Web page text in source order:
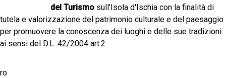
del Turismo sull'Isola d'Ischia con la finalità di
tutela e valorizzazione del patrimonio culturale e del paesaggio
per promuovere la conoscenza dei luoghi e delle sue tradizioni
ai sensi del D.L. 42/2004 art.2
ro